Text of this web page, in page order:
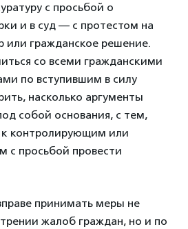
с просьбой о
и в суд — с протестом на
или гражданское решение.
со всеми гражданскими
по вступившим в силу
насколько аргументы
собой основания, с тем,
к контролирующим или
с просьбой провести
принимать меры не
жалоб граждан, но и по